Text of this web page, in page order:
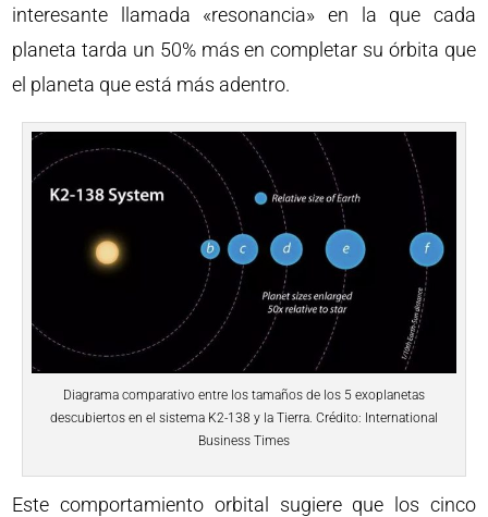
interesante llamada «resonancia» en la que cada
planeta tarda un 50% más en completar su órbita que
el planeta que está más adentro.
Diagrama comparativo entre los tamaños de los 5 exoplanetas
descubiertos en el sistema K2-138 y la Tierra. Crédito: International
Business Times
Este comportamiento orbital sugiere que los cinco